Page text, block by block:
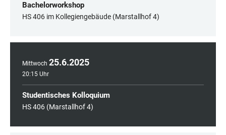
Bachelorworkshop
HS 406 im Kollegiengebäude (Marstallhof 4)
Mittwoch 25.6.2025
20:15 Uhr
Studentisches Kolloquium
HS 406 (Marstallhof 4)